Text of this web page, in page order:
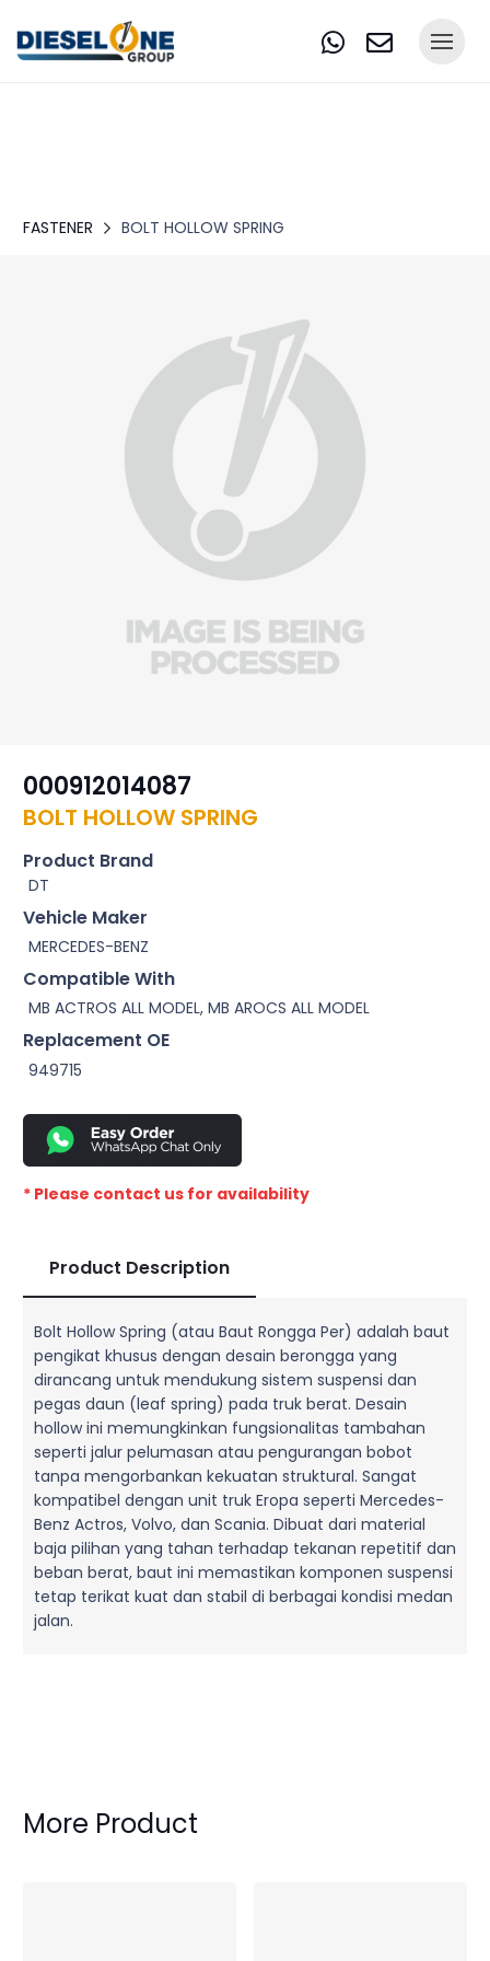
FASTENER BOLT HOLLOW SPRING
000912014087
BOLT HOLLOW SPRING
Product Brand
DT
Vehicle Maker
MERCEDES-BENZ
Compatible With
MB ACTROS ALL MODEL, MB AROCS ALL MODEL
Replacement OE
949715
* Please contact us for availability
Product Description
Bolt Hollow Spring (atau Baut Rongga Per) adalah baut
pengikat khusus dengan desain berongga yang
dirancang untuk mendukung sistem suspensi dan
pegas daun (leaf spring) pada truk berat. Desain
hollow ini memungkinkan fungsionalitas tambahan
seperti jalur pelumasan atau pengurangan bobot
tanpa mengorbankan kekuatan struktural. Sangat
kompatibel dengan unit truk Eropa seperti Mercedes-
Benz Actros, Volvo, dan Scania. Dibuat dari material
baja pilihan yang tahan terhadap tekanan repetitif dan
beban berat, baut ini memastikan komponen suspensi
tetap terikat kuat dan stabil di berbagai kondisi medan
jalan.
More Product